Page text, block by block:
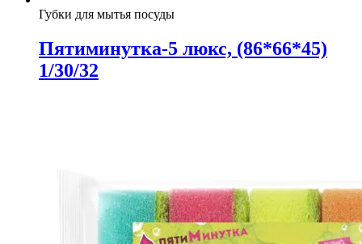
Губки для мытья посуды
Пятиминутка-5 люкс, (86*66*45)
1/30/32